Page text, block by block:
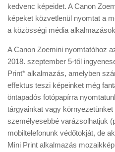
kedvenc képeidet. A Canon
képeket közvetlenül nyomtat a
a közösségi média
A Canon Zoemini nyomtatóhoz
2018. szeptember 5-től
Print* alkalmazás, amelyben
effektus teszi képeinket még
öntapadós fotópapírra
tárgyainkat vagy környezetünket
személyesebbé varázsolhatjuk
mobiltelefonunk védőtokját, de
Mini Print alkalmazás